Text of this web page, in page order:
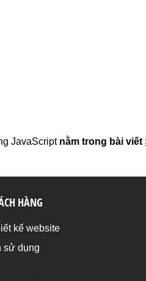
JavaScript nằm trong bài viết
HÀNG
kế website
sử dụng